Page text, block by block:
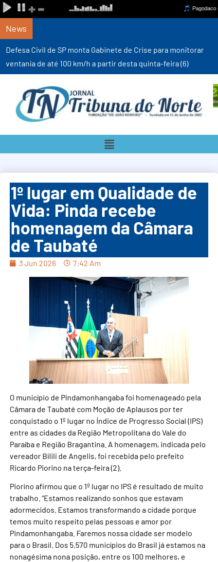
News
Defesa Civil de SP monta Gabinete de Crise para monitorar
ventania de até 100 km/h a partir desta quinta-feira (6)
1º lugar em Qualidade de
Vida: Pinda recebe
homenagem da Câmara
de Taubaté
3 Jun 2026 7:42 Am
O município de Pindamonhangaba foi homenageado pela
Câmara de Taubaté com Moção de Aplausos por ter
conquistado o 1º lugar no Índice de Progresso Social (IPS)
entre as cidades da Região Metropolitana do Vale do
Paraíba e Região Bragantina. A homenagem, indicada pelo
vereador Bilili de Angelis, foi recebida pelo prefeito
Ricardo Piorino na terça-feira (2).
Piorino afirmou que o 1º lugar no IPS é resultado de muito
trabalho. “Estamos realizando sonhos que estavam
adormecidos. Estamos transformando a cidade porque
temos muito respeito pelas pessoas e amor por
Pindamonhangaba. Faremos nossa cidade ser modelo
para o Brasil. Dos 5.570 municípios do Brasil já estamos na
nonagésima nona posição, entre os 100 melhores, e